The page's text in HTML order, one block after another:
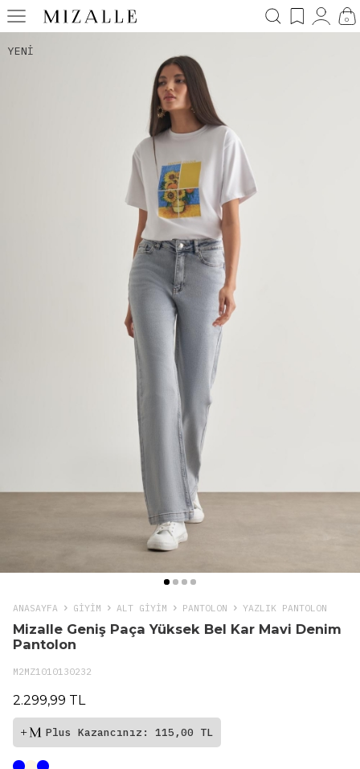
0
YENI
ANASAYFA GIYIM ALT GİYİM PANTOLON YAZLIK PANTOLON
Mizalle Geniş Paça Yüksek Bel Kar Mavi Denim
Pantolon
M2MZ1010130232
2.299,99 TL
Plus Kazancınız: 115,00 TL